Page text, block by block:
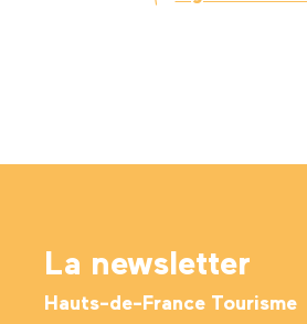
La newsletter
Hauts-de-France Tourisme